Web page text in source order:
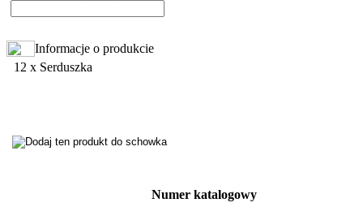
Informacje o produkcie
12 x Serduszka
Numer katalogowy